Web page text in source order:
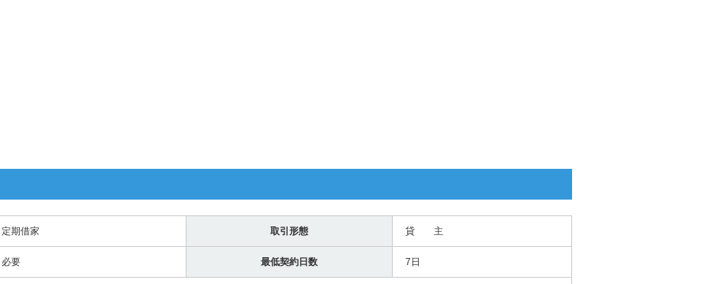
定期借家 取引形態 貸 主
必要 最低契約日数 7日